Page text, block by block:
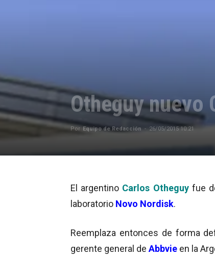
Otheguy nuevo
Por Equipo de Redacción - 26/05/2015 10:21
El argentino Carlos Otheguyfue
laboratorio Novo Nordisk.
Reemplaza entonces de forma
gerente general de Abbvie en la